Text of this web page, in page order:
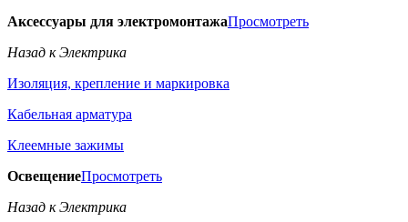
Аксессуары для электромонтажаПросмотреть
Назад к Электрика
Изоляция, крепление и маркировка
Кабельная арматура
Клеемные зажимы
ОсвещениеПросмотреть
Назад к Электрика